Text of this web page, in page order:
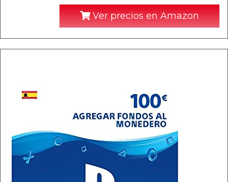
Ver precios en Amazon